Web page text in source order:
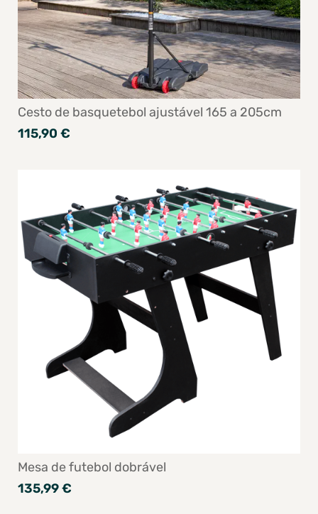
Cesto de basquetebol ajustável 165 a 205cm
115,90 €
Mesa de futebol dobrável
135,99 €